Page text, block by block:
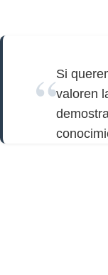
Si
valoren